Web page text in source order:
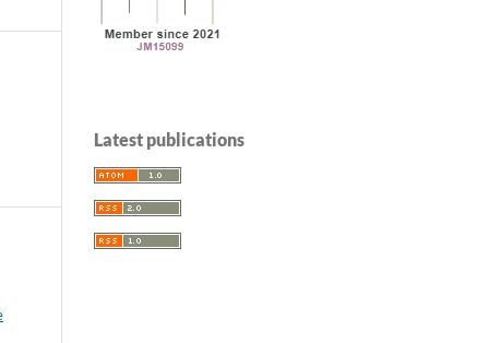
Latest publications